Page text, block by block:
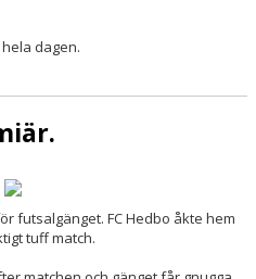
dagen.
futsalgänget. FC Hedbo åkte hem
tuff match.